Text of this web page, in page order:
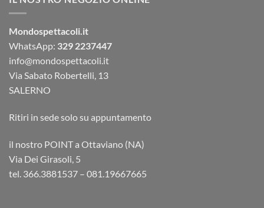
Mondospettacoli.it
WhatsApp: 329 2237447
info@mondospettacoli.it
Via Sabato Robertelli, 13
SALERNO
Ritiri in sede solo su appuntamento
il nostro POINT a Ottaviano (NA)
Via Dei Girasoli, 5
tel. 366.3881537 – 081.19667665